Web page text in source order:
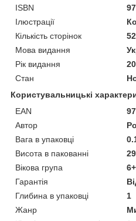
ISBN
Ілюстрації
Кількість сторінок
52
Мова видання
Рік видання
Стан
Користувальницькі
EAN
Автор
Вага в упаковці
Висота в пакованні
29
Вікова група
6+
Гарантія
Глибина в упаковці
1
Жанр